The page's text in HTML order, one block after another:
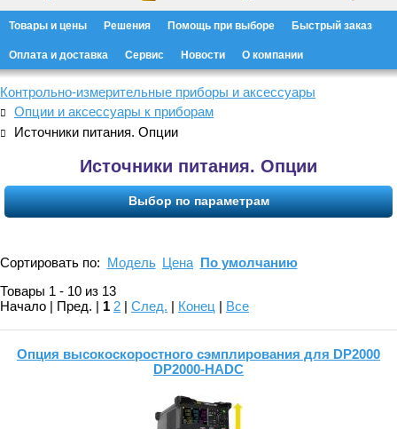
Товары и цены Решения Помощь при выборе Быстрый заказ
Оплата и доставка Сервис Новости О компании
Контрольно-измерительные приборы и аксессуары
Опции и аксессуары к приборам
Источники питания. Опции
Источники питания. Опции
Выбор по параметрам
Сортировать по: Модель Цена По умолчанию
Товары 1 - 10 из 13
Начало | Пред. | 1 2 | След. | Конец | Все
Опция высокоскоростного сэмплирования для DP2000
DP2000-HADC